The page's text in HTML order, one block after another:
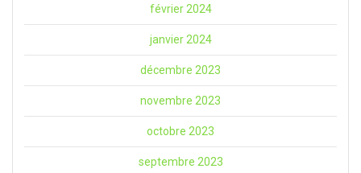
février 2024
janvier 2024
décembre 2023
novembre 2023
octobre 2023
septembre 2023